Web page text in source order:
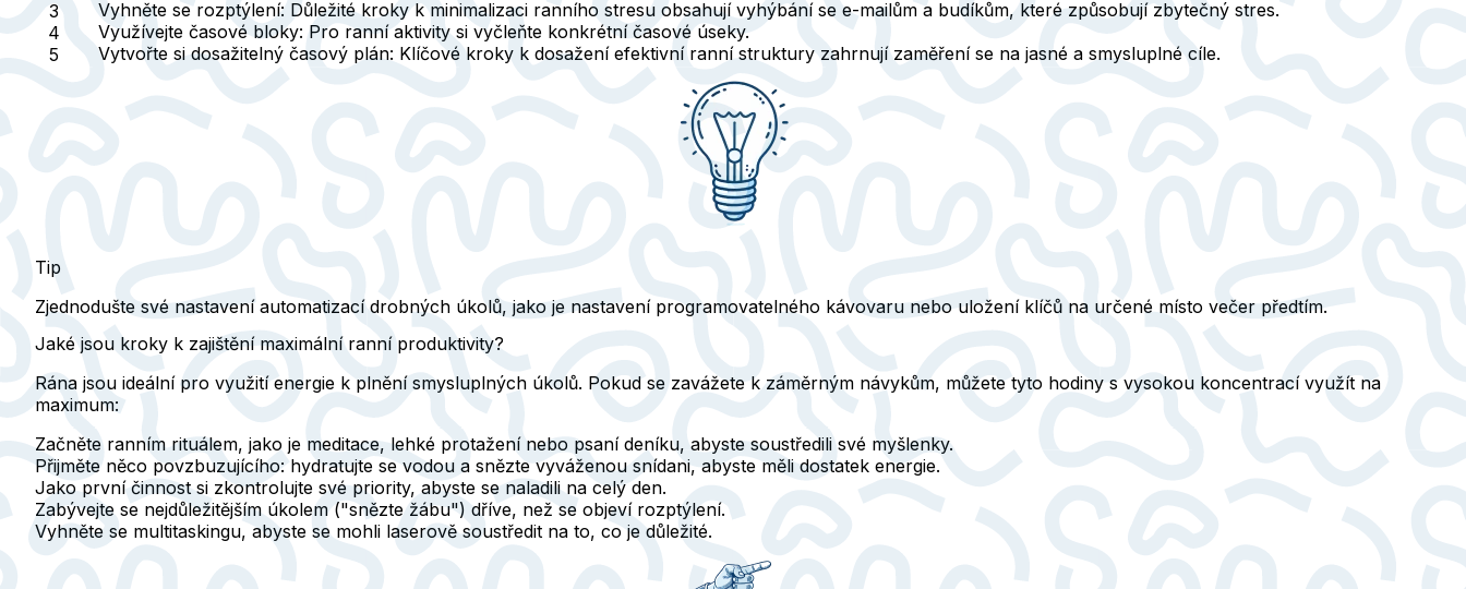
Vyhněte se rozptýlení: Důležité kroky k minimalizaci ranního stresu obsahují vyhýbání se e-mailům a budíkům, které způsobují zbytečný stres.
Využívejte časové bloky: Pro ranní aktivity si vyčleňte konkrétní časové úseky.
Vytvořte si dosažitelný časový plán: Klíčové kroky k dosažení efektivní ranní struktury zahrnují zaměření se na jasné a smysluplné cíle.
Tip
Zjednodušte své nastavení automatizací drobných úkolů, jako je nastavení programovatelného kávovaru nebo uložení klíčů na určené místo večer předtím.
Jaké jsou kroky k zajištění maximální ranní produktivity?
Rána jsou ideální pro využití energie k plnění smysluplných úkolů. Pokud se zavážete k záměrným návykům, můžete tyto hodiny s vysokou koncentrací využít na
maximum:
Začněte ranním rituálem, jako je meditace, lehké protažení nebo psaní deníku, abyste soustředili své myšlenky.
Přijměte něco povzbuzujícího: hydratujte se vodou a snězte vyváženou snídani, abyste měli dostatek energie.
Jako první činnost si zkontrolujte své priority, abyste se naladili na celý den.
Zabývejte se nejdůležitějším úkolem ("snězte žábu") dříve, než se objeví rozptýlení.
Vyhněte se multitaskingu, abyste se mohli laserově soustředit na to, co je důležité.